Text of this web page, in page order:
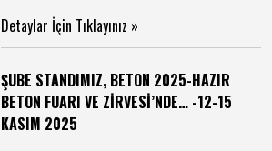
Detaylar İçin Tıklayınız »
ŞUBE STANDIMIZ, BETON 2025-HAZIR
BETON FUARI VE ZİRVESİ’NDE… -12-15
KASIM 2025